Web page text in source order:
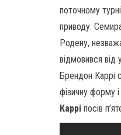
поточному
приводу.
Родену,
відмовився від
Брендон Каррі
фізичну форму
Каррі посів